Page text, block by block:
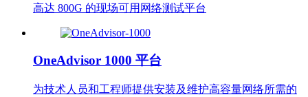
高达 800G 的现场可用网络测试平台
OneAdvisor 1000 平台
为技术人员和工程师提供安装及维护高容量网络所需的